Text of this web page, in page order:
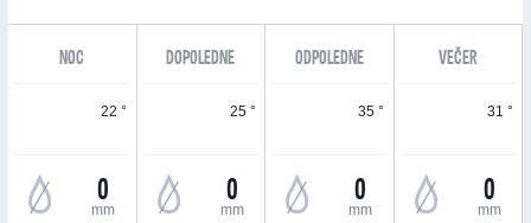
NOC DOPOLEDNE ODPOLEDNE VEČER
22 °
0
mm
25 °
0
mm
35 °
0
mm
31 °
0
mm